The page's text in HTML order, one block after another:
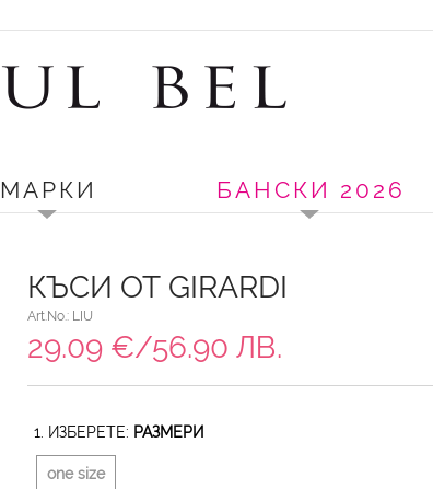
МАРКИ БАНСКИ 2026
КЪСИ ОТ GIRARDI
Art.No.: LIU
29.09 €/56.90 ЛВ.
1. ИЗБЕРЕТЕ: РАЗМЕРИ
one size